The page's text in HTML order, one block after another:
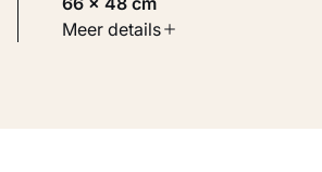
Soort werk
Meer details